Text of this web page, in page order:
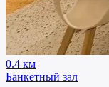
0.4 км
Банкетный зал